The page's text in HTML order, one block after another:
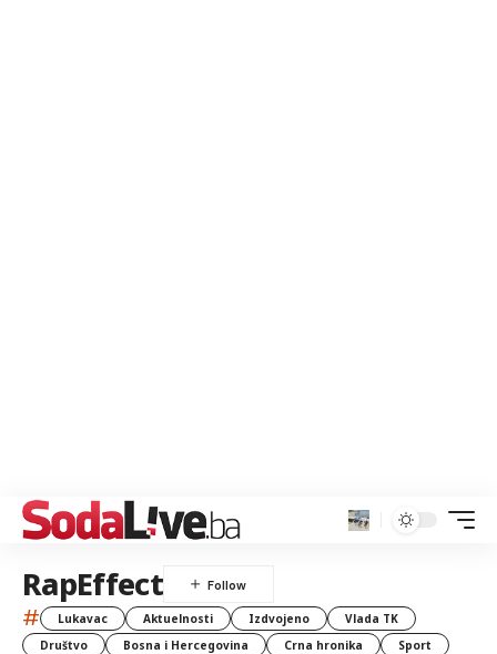
RapEffect
# Lukavac Aktuelnosti Izdvojeno
Vlada TK
Društvo
Bosna i Hercegovina Crna hronika
Sport